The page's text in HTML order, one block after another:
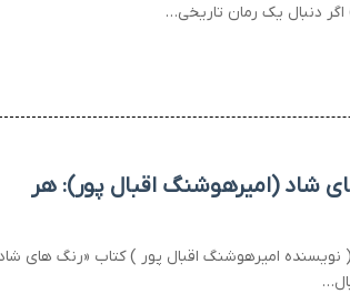
دنبال یک رمان تاریخی…
شاد (امیرهوشنگ اقبال پور): هر
امیرهوشنگ اقبال پور ) کتاب «رنگ های